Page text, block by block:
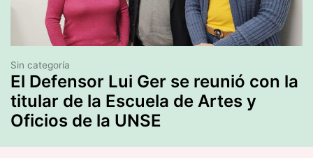
El Defensor Lui Ger se reunió con la
titular de la Escuela de Artes y
Oficios de la UNSE
Sin categoría